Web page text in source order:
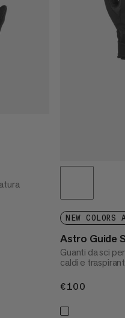
NEW COLORS
Astro Guide
Guanti da sci
caldi e
€100